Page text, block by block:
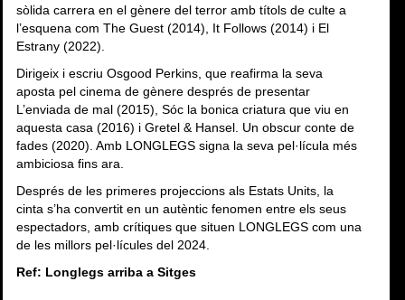
sòlida carrera en el gènere del terror amb títols de culte a
l’esquena com The Guest (2014), It Follows (2014) i El
Estrany (2022).
Dirigeix ​​i escriu Osgood Perkins, que reafirma la seva
aposta pel cinema de gènere després de presentar
L’enviada de mal (2015), Sóc la bonica criatura que viu en
aquesta casa (2016) i Gretel & Hansel. Un obscur conte de
fades (2020). Amb LONGLEGS signa la seva pel·lícula més
ambiciosa fins ara.
Després de les primeres projeccions als Estats Units, la
cinta s’ha convertit en un autèntic fenomen entre els seus
espectadors, amb crítiques que situen LONGLEGS com una
de les millors pel·lícules del 2024.
Ref: Longlegs arriba a Sitges